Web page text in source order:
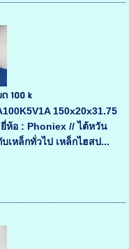
ด 100 k
150x20x31.75
ห้อ : Phoniex // ไต้หวัน
เหล็กทั่วไป เหล็กไฮสป...